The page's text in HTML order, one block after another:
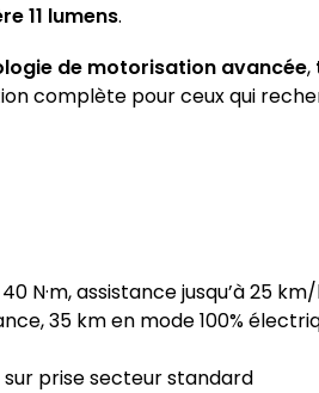
11 lumens.
de motorisation avancée,
complète pour ceux qui
N·m, assistance jusqu’à 25
35 km en mode 100%
prise secteur standard